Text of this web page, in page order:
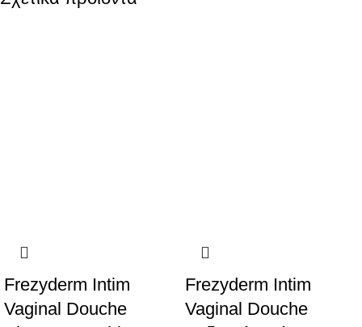
Frezyderm Intim
Vaginal Douche
Frezyderm Intim
Vaginal Douche